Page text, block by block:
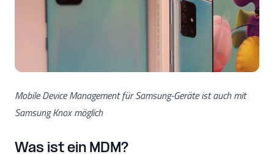
Mobile Device Management für Samsung-Geräte ist auch mit
Samsung Knox möglich
Was ist ein MDM?